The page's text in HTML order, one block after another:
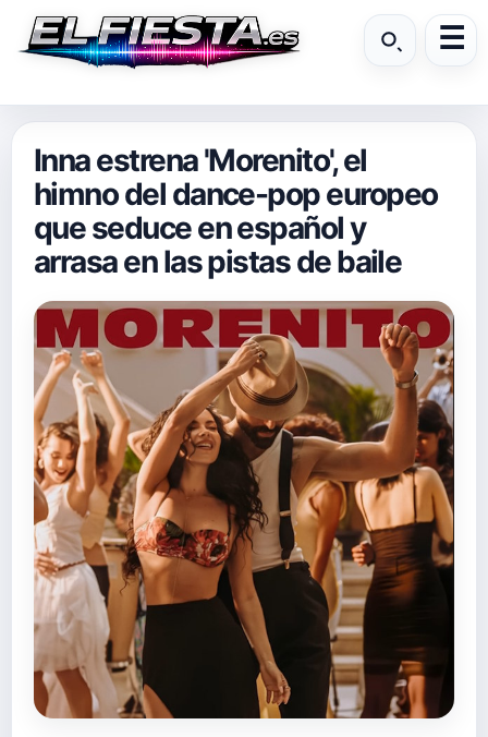
Inna estrena 'Morenito', el
himno del dance-pop europeo
que seduce en español y
arrasa en las pistas de baile